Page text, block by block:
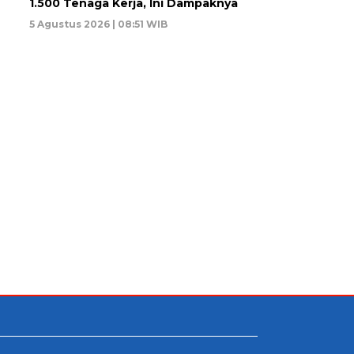
1.500 Tenaga Kerja, Ini Dampaknya
5 Agustus 2026 | 08:51 WIB